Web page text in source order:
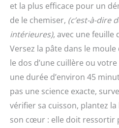
et la plus efficace pour un
de le chemiser, (c’est-à-dire
intérieures), avec une feuille
Versez la pâte dans le moule
le dos d’une cuillère ou
une durée d’environ 45
pas une science exacte,
vérifier sa cuisson, plantez
son cœur : elle doit ressortir